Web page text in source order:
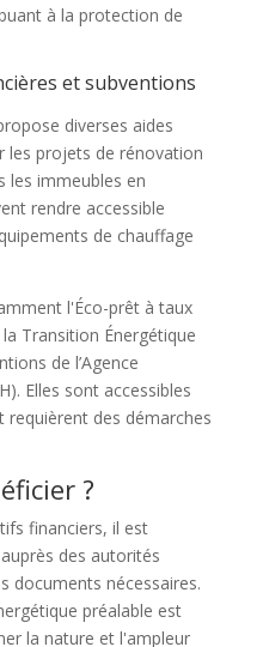
à la protection de
et subventions
diverses aides
les projets de rénovation
les immeubles en
rendre accessible
de chauffage
l'Éco-prêt à taux
Transition Énergétique
de l’Agence
Elles sont accessibles
des démarches
?
financiers, il est
des autorités
documents nécessaires.
préalable est
la nature et l'ampleur